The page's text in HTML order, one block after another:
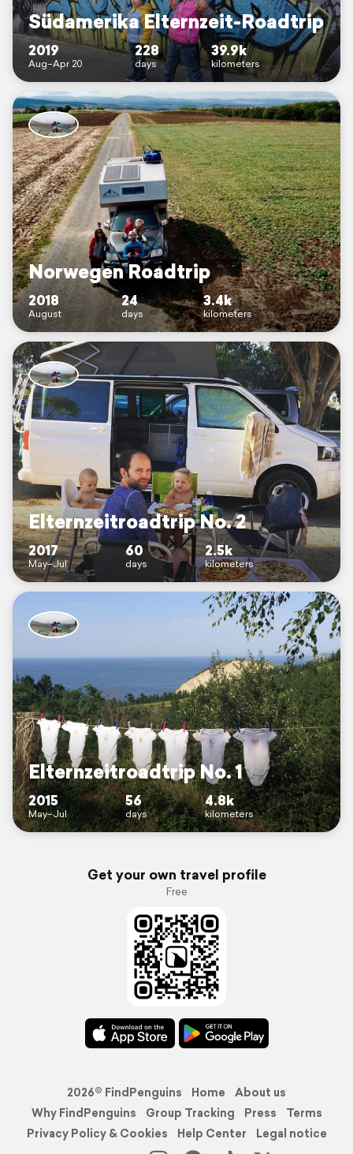
Südamerika Elternzeit-Roadtrip
2019
Aug–Apr 20
228
days
39.9k
kilometers
Norwegen Roadtrip
2018
August
24
days
3.4k
kilometers
Elternzeitroadtrip No. 2
2017
May–Jul
60
days
2.5k
kilometers
Elternzeitroadtrip No. 1
2015
May–Jul
56
days
4.8k
kilometers
Get your own travel profile
Free
2026© FindPenguins Home
About us
Why FindPenguins
Group Tracking Press
Terms
Privacy Policy & Cookies
Help Center
Legal notice